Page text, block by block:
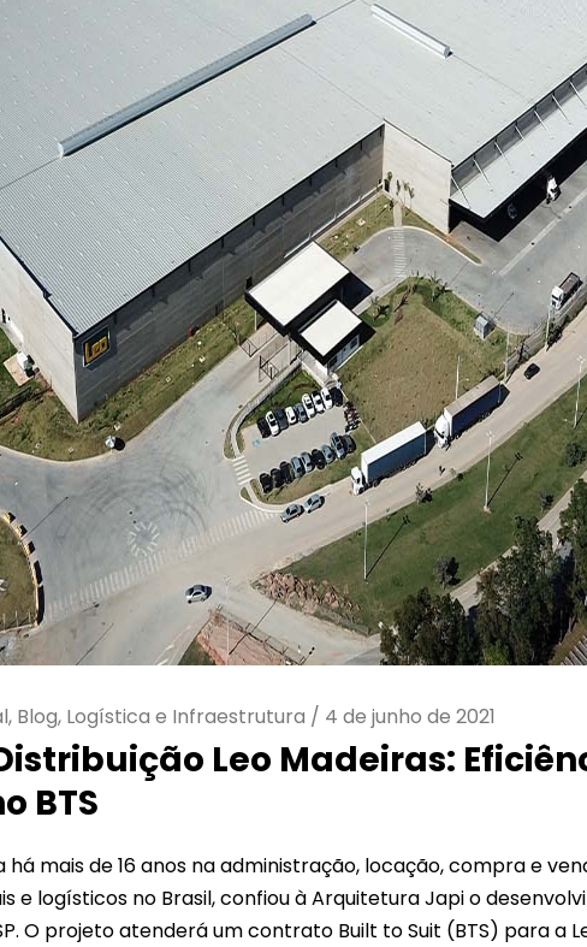
Blog, Logística e Infraestrutura / 4 de junho de 2021
Leo Madeiras:
BTS
há mais de 16 anos na administração, locação, compra e
e logísticos no Brasil, confiou à Arquitetura Japi o
O projeto atenderá um contrato Built to Suit (BTS) para a